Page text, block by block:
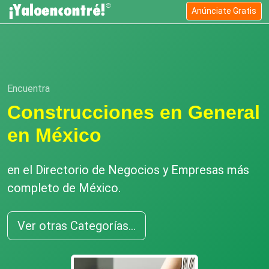
Anúnciate Gratis
Encuentra
Construcciones en General
en México
en el Directorio de Negocios y Empresas más
completo de México.
Ver otras Categorías...